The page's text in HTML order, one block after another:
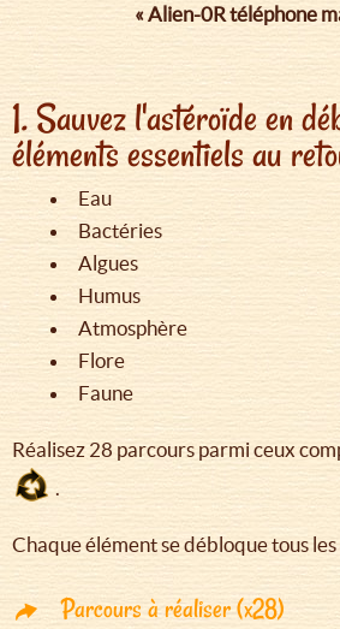
« Alien-0R téléphone
1. Sauvez l'astéroïde en
éléments essentiels au
Eau
Bactéries
Algues
Humus
Atmosphère
Flore
Faune
Réalisez 28 parcours parmi ceux
.
Chaque élément se débloque tous
Parcours à réaliser (x28)